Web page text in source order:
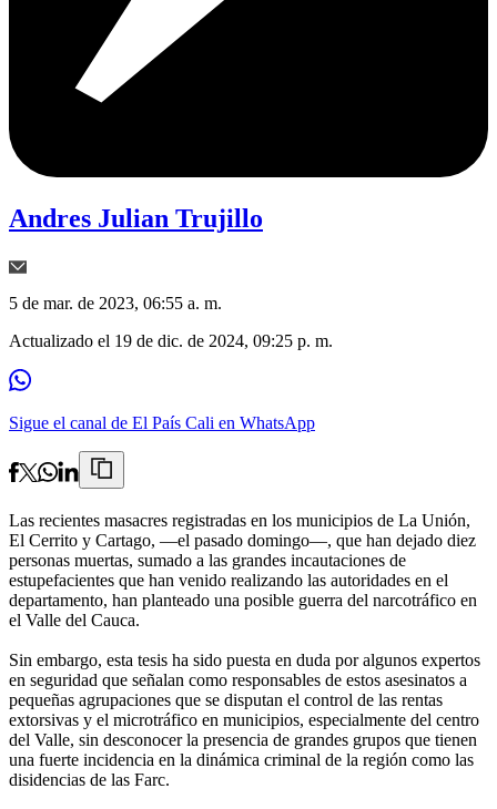
Andres Julian Trujillo
5 de mar. de 2023, 06:55 a. m.
Actualizado el 19 de dic. de 2024, 09:25 p. m.
Sigue el canal de El País Cali en WhatsApp
Las recientes masacres registradas en los municipios de La Unión,
El Cerrito y Cartago, —el pasado domingo—, que han dejado diez
personas muertas, sumado a las grandes incautaciones de
estupefacientes que han venido realizando las autoridades en el
departamento, han planteado una posible guerra del narcotráfico en
el Valle del Cauca.
Sin embargo, esta tesis ha sido puesta en duda por algunos expertos
en seguridad que señalan como responsables de estos asesinatos a
pequeñas agrupaciones que se disputan el control de las rentas
extorsivas y el microtráfico en municipios, especialmente del centro
del Valle, sin desconocer la presencia de grandes grupos que tienen
una fuerte incidencia en la dinámica criminal de la región como las
disidencias de las Farc.